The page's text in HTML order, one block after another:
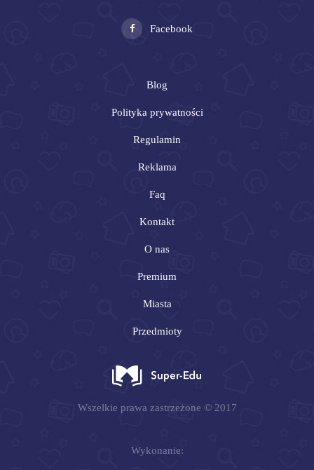
Wszelkie prawa zastrzeżone © 2017
Blog
Polityka prywatności
Regulamin
Reklama
Faq
Kontakt
O nas
Premium
Miasta
Przedmioty
Facebook
Wykonanie: